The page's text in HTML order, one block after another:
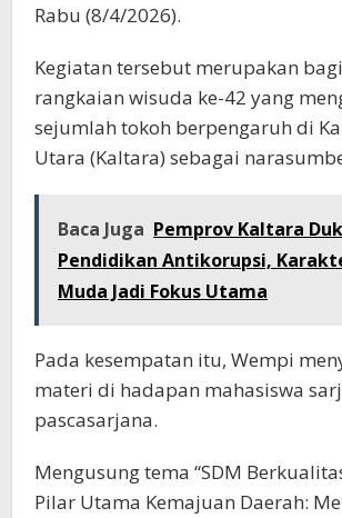
Rabu (8/4/2026).
Kegiatan tersebut merupakan
rangkaian wisuda ke-42 yang
sejumlah tokoh berpengaruh di
Utara (Kaltara) sebagai
Baca Juga Pemprov Kaltara
Pendidikan Antikorupsi,
Muda Jadi Fokus Utama
Pada kesempatan itu, Wempi
materi di hadapan mahasiswa
pascasarjana.
Mengusung tema “SDM
Pilar Utama Kemajuan Daerah: